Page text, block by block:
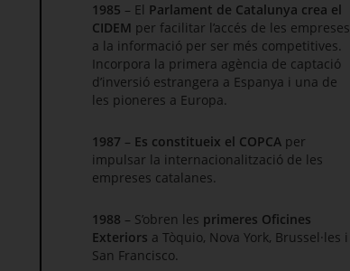
1985 – El Parlament de Catalunya crea el
CIDEM per facilitar l’accés de les empreses
a la informació per ser més competitives.
Incorpora la primera agència de captació
d’inversió estrangera a Espanya i una de
les pioneres a Europa.
1987 – Es constitueix el COPCA per
impulsar la internacionalització de les
empreses catalanes.
1988 – S’obren les primeres Oficines
Exteriors a Tòquio, Nova York, Brussel·les i
San Francisco.